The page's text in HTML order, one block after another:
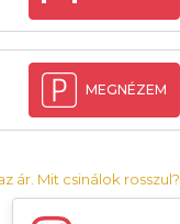
MEGNÉZEM
ár. Mit csinálok rosszul?